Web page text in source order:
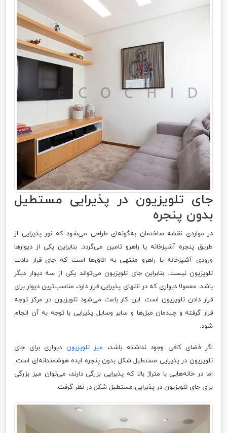
جای تلویزیون در پذیرایی مستطیل
بدون پنجره
در مواردی نقشه ساختمان به‌گونه‌ای طراحی می‌شود که نور پذیرایی از
طریق پنجره آشپز‌خانه یا راهرو تامین می‌گردد. بنابراین یکی از دیوار‌ها
ورودی آشپزخانه یا راهرو منتهی به اتاق‌ها است که جای قرار دادت
تلویزیون نیست. بنابراین جای تلویزیون می‌تواند یکی از سه دیوار دیگر
باشد. معمولا دیواری که در انتهای پذیرایی قرار دارد، مناسب‌ترین دیوار برای
قرار دادن تلویزیون است. این کار باعث می‌شود تلویزیون در مرکز توجه
قرار گرفته و چیدمان مبل‌ها و سایر وسایل پذیرایی با توجه به آن انجام
شود.
اگر فضای کافی وجود نداشته باشد، میز‌ تلویزیون دیواری برای جای
تلویزیون در پذیرایی مستطیل شکل بدون پنجره ایده هوشمندانه‌ای است.
اما در خانه‌هایی با متراژ بالا که پذیرایی بزرگی دارند، می‌توان میز بزرگی
برای جای تلویزیون در پذیرایی مستطیل شکل در نظر گرفت.